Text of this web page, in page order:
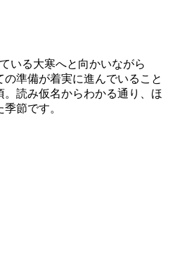
いる大寒へと向かいながら
の準備が着実に進んでいること
。読み仮名からわかる通り、ほ
節です。